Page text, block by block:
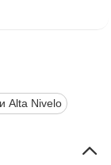
Alta Nivelo